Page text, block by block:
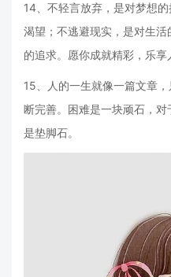
14、不轻言放弃，是对梦想
渴望；不逃避现实，是对生
的追求。愿你成就精彩，乐享
15、人的一生就像一篇文章
断完善。困难是一块顽石，
是垫脚石。